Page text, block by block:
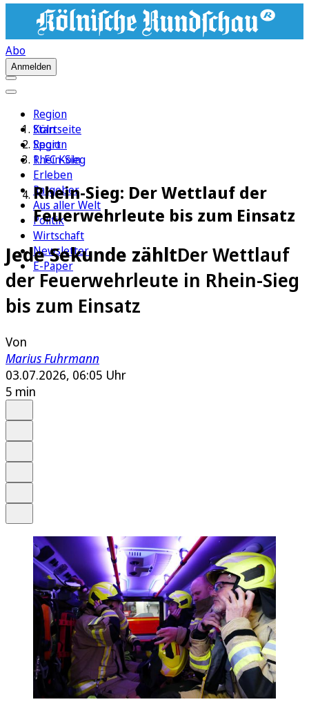
Abo
Anmelden
Region
Köln
Sport
1. FC Köln
Erleben
Ratgeber
Aus aller Welt
Politik
Wirtschaft
Newsletter
E-Paper
Startseite
Region
Rhein-Sieg
Rhein-Sieg: Der Wettlauf der
Feuerwehrleute bis zum Einsatz
Jede Sekunde zähltDer Wettlauf
der Feuerwehrleute in Rhein-Sieg
bis zum Einsatz
Von
Marius Fuhrmann
03.07.2026, 06:05 Uhr
5 min